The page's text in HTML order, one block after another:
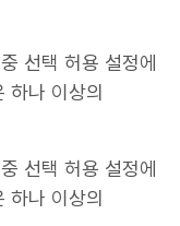
선택 허용 설정에
나 이상의
선택 허용 설정에
나 이상의